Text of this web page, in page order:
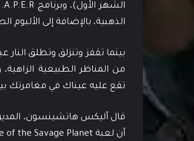
الذهبية، بالإضافة إلى
بينما تقفز وتنزلق وتطلق
من المناظر الطبيعية
تقع عليه عيناك في مغامرتك